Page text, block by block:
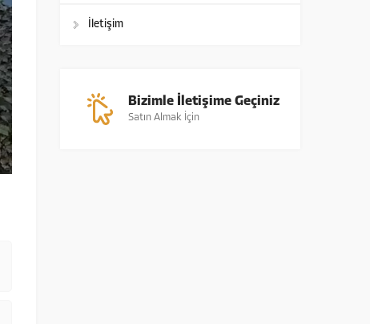
İletişim
Bizimle İletişime Geçiniz
Satın Almak İçin